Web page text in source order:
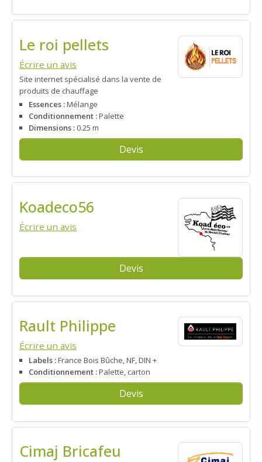
Le roi pellets
Écrire un avis
Site internet spécialisé dans la vente de
produits de chauffage
Essences :Mélange
Conditionnement :Palette
Dimensions : 0.25 m
Devis
Koadeco56
Écrire un avis
Devis
Rault Philippe
Écrire un avis
Labels :France Bois Bûche, NF, DIN +
Conditionnement :Palette, carton
Devis
Cimaj Bricafeu